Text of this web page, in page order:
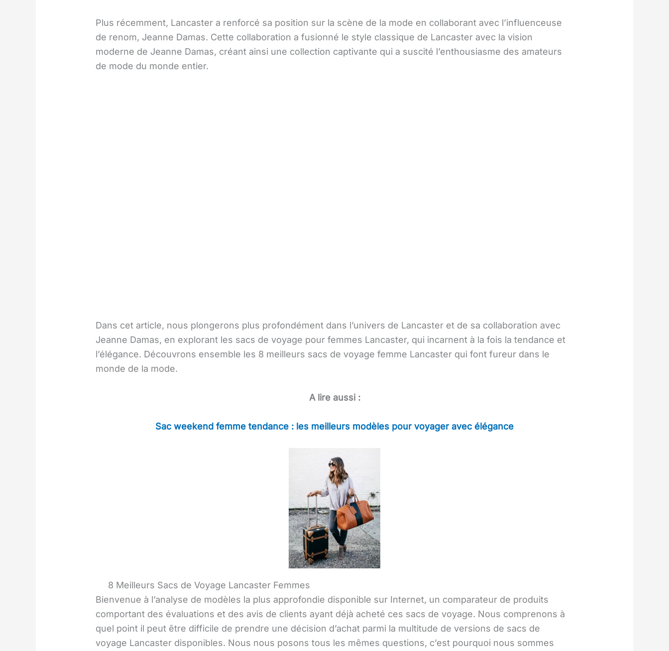
Plus récemment, Lancaster a renforcé sa position sur la scène de la mode en collaborant avec l’influenceuse
de renom, Jeanne Damas. Cette collaboration a fusionné le style classique de Lancaster avec la vision
moderne de Jeanne Damas, créant ainsi une collection captivante qui a suscité l’enthousiasme des amateurs
de mode du monde entier.
Dans cet article, nous plongerons plus profondément dans l’univers de Lancaster et de sa collaboration avec
Jeanne Damas, en explorant les sacs de voyage pour femmes Lancaster, qui incarnent à la fois la tendance et
l’élégance. Découvrons ensemble les 8 meilleurs sacs de voyage femme Lancaster qui font fureur dans le
monde de la mode.
A lire aussi :
Sac weekend femme tendance : les meilleurs modèles pour voyager avec élégance
8 Meilleurs Sacs de Voyage Lancaster Femmes
Bienvenue à l’analyse de modèles la plus approfondie disponible sur Internet, un comparateur de produits
comportant des évaluations et des avis de clients ayant déjà acheté ces sacs de voyage. Nous comprenons à
quel point il peut être difficile de prendre une décision d’achat parmi la multitude de versions de sacs de
voyage Lancaster disponibles. Nous nous posons tous les mêmes questions, c’est pourquoi nous sommes